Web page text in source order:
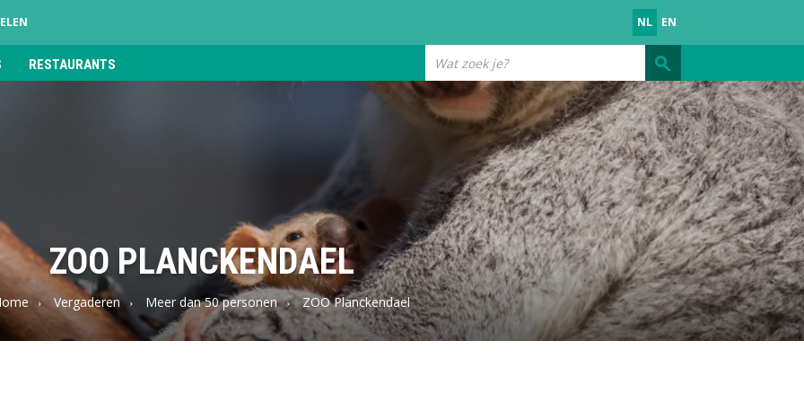
NL EN
RESTAURANTS
Wat
zoek
je?
ZOO PLANCKENDAEL
Vergaderen Meer dan 50 personen ZOO Planckendael